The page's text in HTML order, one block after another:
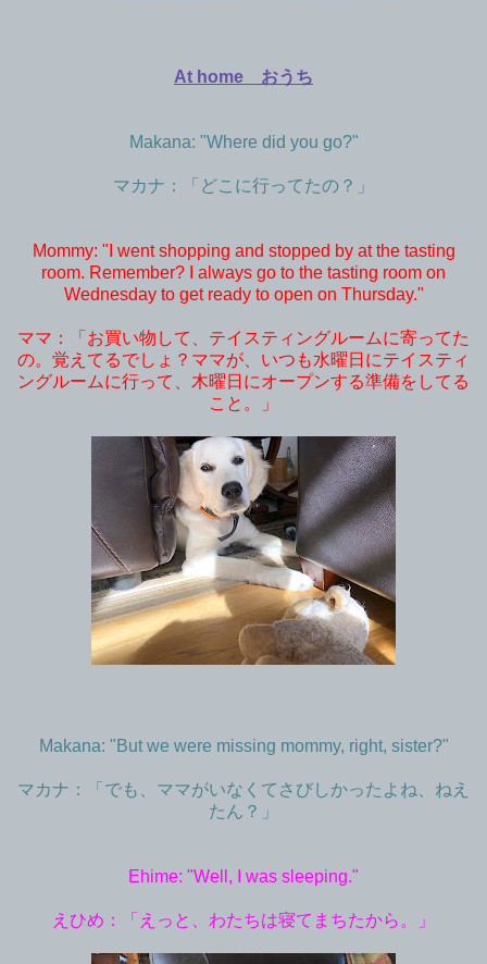
At home おうち
Makana: "Where did you go?"
マカナ：「どこに行ってたの？」
Mommy: "I went shopping and stopped by at the tasting
room. Remember? I always go to the tasting room on
Wednesday to get ready to open on Thursday."
ママ：「お買い物して、テイスティングルームに寄ってた
の。覚えてるでしょ？ママが、いつも水曜日にテイスティ
ングルームに行って、木曜日にオープンする準備をしてる
こと。」
Makana: "But we were missing mommy, right, sister?"
マカナ：「でも、ママがいなくてさびしかったよね、ねえ
たん？」
Ehime: "Well, I was sleeping."
えひめ：「えっと、わたちは寝てまちたから。」